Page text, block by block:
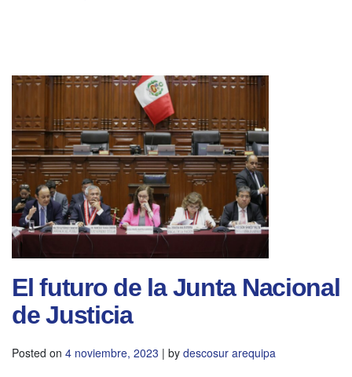
El futuro de la Junta Nacional
de Justicia
Posted on 4 noviembre, 2023 | by descosur arequipa